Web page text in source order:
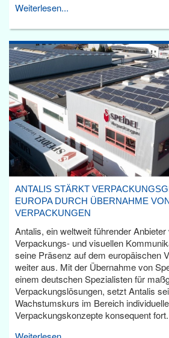
Weiterlesen...
ANTALIS STÄRKT
EUROPA DURCH ÜBERNAHME
VERPACKUNGEN
Antalis, ein weltweit führender Anbieter
Verpackungs- und visuellen
seine Präsenz auf dem europäischen
weiter aus. Mit der Übernahme von
einem deutschen Spezialisten für
Verpackungslösungen, setzt Antalis
Wachstumskurs im Bereich
Verpackungskonzepte konsequent fort.